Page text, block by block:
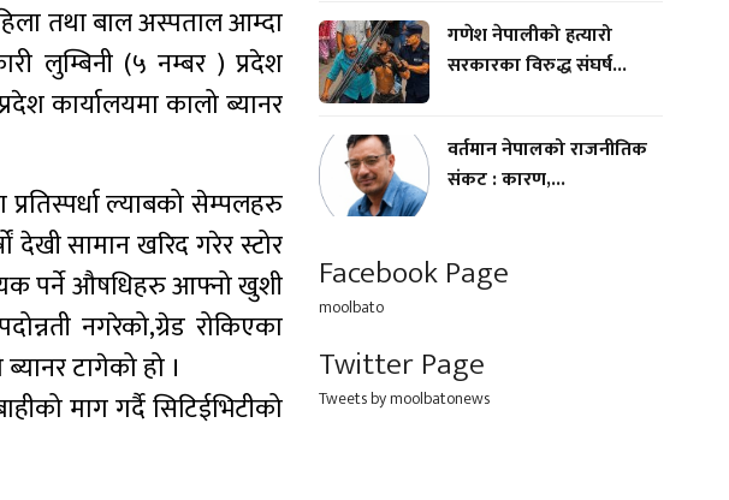
तथा बाल अस्पताल आम्दा
लुम्बिनी (५ नम्बर ) प्रदेश
कार्यालयमा कालो ब्यानर
ल्याबको सेम्पलहरु
सामान खरिद गरेर स्टोर
पर्ने औषधिहरु आफ्नो खुशी
नगरेको,ग्रेड रोकिएका
टागेको हो ।
माग गर्दै सिटिईभिटीको
गणेश नेपालीको हत्यारो
सरकारका विरुद्ध संघर्ष...
वर्तमान नेपालको राजनीतिक
संकट : कारण,...
Facebook Page
moolbato
Twitter Page
Tweets by moolbatonews